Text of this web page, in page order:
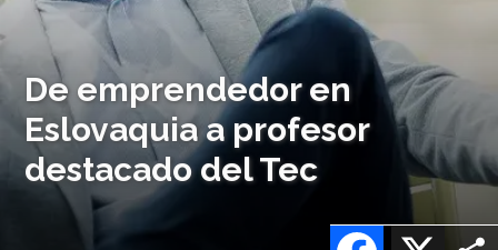
De emprendedor en
Eslovaquia a profesor
destacado del Tec
X
Facebook